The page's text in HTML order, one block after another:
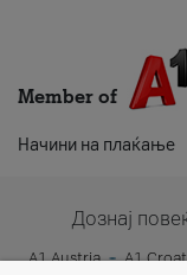
Member of
Начини на плаќање
Дознај
A1 Austria A1